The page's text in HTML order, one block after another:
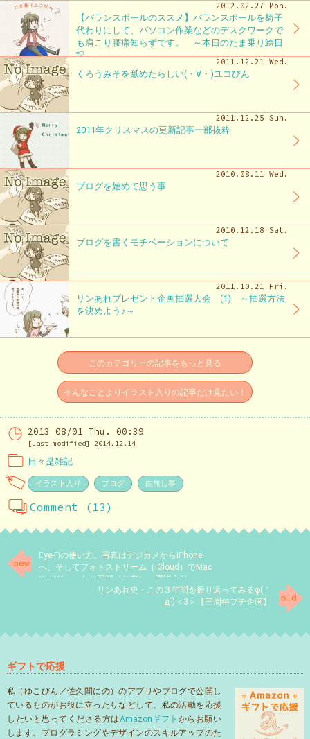
2012.02.27 Mon.
【バランスボールのススメ】バランスボールを椅子
代わりにして、パソコン作業などのデスクワークで
も肩こり腰痛知らずです。 ～本日のたま乗り絵日
記
2011.12.21 Wed.
くろうみそを舐めたらしい(・∀・)ユコびん
2011.12.25 Sun.
2011年クリスマスの更新記事一部抜粋
2010.08.11 Wed.
ブログを始めて思う事
2010.12.18 Sat.
ブログを書くモチベーションについて
2011.10.21 Fri.
リンあれプレゼント企画抽選大会 (1) ～抽選方法
を決めよう♪～
このカテゴリーの記事をもっと見る
そんなことよりイラスト入りの記事だけ見たい！
2013 08/01 Thu. 00:39
[Last modified] 2014.12.14
日々是雑記
イラスト入り ブログ 由無し事
Comment (13)
Eye-Fiの使い方。写真はデジカメからiPhone
へ、そしてフォトストリーム（iCloud）でMac
やガジェットと同期（共有）〜図説入り
リンあれ史・この３年間を振り返ってみるφ(｀
д´)＜3＞【三周年プチ企画】
ギフトで応援
私（ゆこびん／佐久間にの）のアプリやブログで公開し
ているものがお役に立ったりなどして、私の活動を応援
したいと思ってくださる方はAmazonギフト からお願い
します。プログラミングやデザインのスキルアップのた